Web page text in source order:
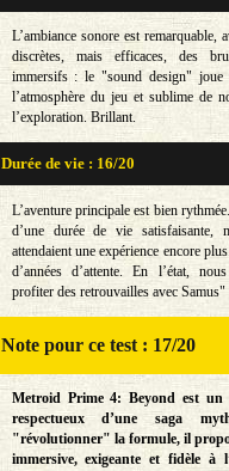
L’ambiance sonore est remarquable,
discrètes, mais efficaces, des
immersifs : le "sound design" joue
l’atmosphère du jeu et sublime de
l’exploration. Brillant.
Durée de vie : 16/20
L’aventure principale est bien
d’une durée de vie satisfaisante,
attendaient une expérience encore
d’années d’attente. En l’état,
profiter des retrouvailles avec Samus"
Notepour ce test : 17/20
Metroid Prime 4: Beyond est un
respectueux d’une saga
"révolutionner" la formule, il
immersive, exigeante et fidèle à